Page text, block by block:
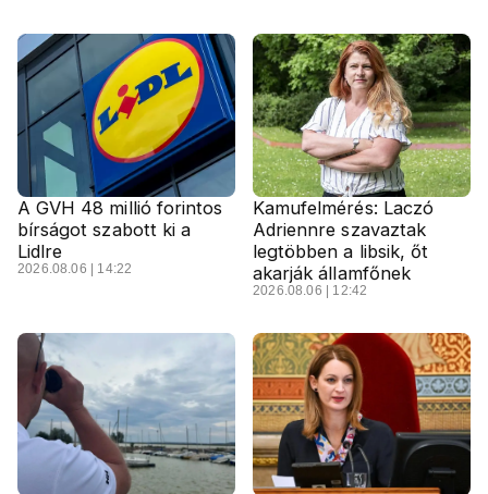
A GVH 48 millió forintos
bírságot szabott ki a
Lidlre
2026.08.06 | 14:22
Kamufelmérés: Laczó
Adriennre szavaztak
legtöbben a libsik, őt
akarják államfőnek
2026.08.06 | 12:42